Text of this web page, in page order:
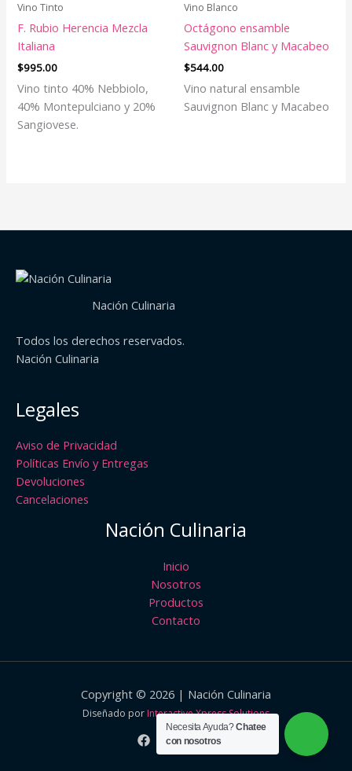
Vino Tinto
F. Rubio Herencia Mezcla
Italiana
$995.00
Vino tinto 40% Nebbiolo,
40% Montepulciano y 20%
Sangiovese.
Vino Blanco
Octágono ensamble
Sauvignon Blanc y Macabeo
$544.00
Vino natural ensamble
Sauvignon Blanc y Macabeo
Nación Culinaria
Todos los derechos reservados.
Nación Culinaria
Legales
Aviso de Privacidad
Políticas Envío y Entregas
Devoluciones
Cancelaciones
Nación Culinaria
Inicio
Nosotros
Productos
Contacto
Copyright © 2026 | Nación Culinaria
Diseñado por Interactive Xpress Solutions
Necesita Ayuda?Chatee
con nosotros